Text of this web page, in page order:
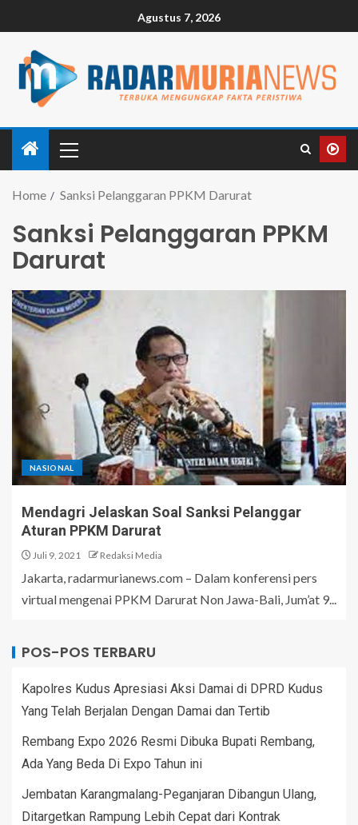
Agustus 7, 2026
Home Sanksi Pelanggaran PPKM Darurat
Sanksi Pelanggaran PPKM
Darurat
NASIONAL
Mendagri Jelaskan Soal Sanksi Pelanggar
Aturan PPKM Darurat
Juli 9, 2021 Redaksi Media
Jakarta, radarmurianews.com – Dalam konferensi pers
virtual mengenai PPKM Darurat Non Jawa-Bali, Jum’at 9...
POS-POS TERBARU
Kapolres Kudus Apresiasi Aksi Damai di DPRD Kudus
Yang Telah Berjalan Dengan Damai dan Tertib
Rembang Expo 2026 Resmi Dibuka Bupati Rembang,
Ada Yang Beda Di Expo Tahun ini
Jembatan Karangmalang-Peganjaran Dibangun Ulang,
Ditargetkan Rampung Lebih Cepat dari Kontrak